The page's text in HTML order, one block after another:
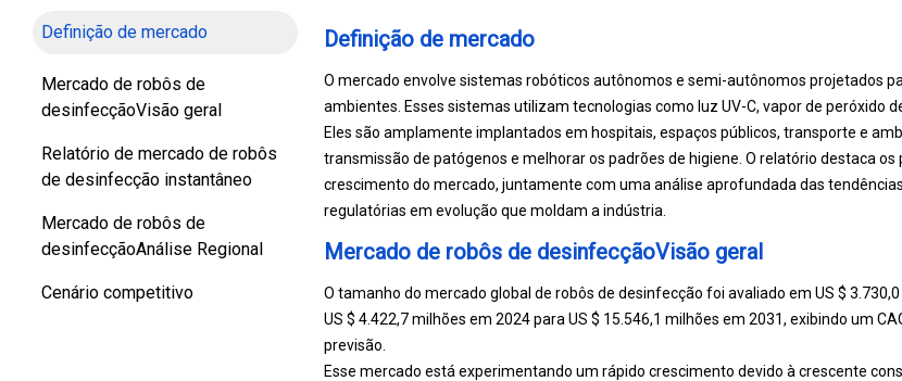
Definição de mercado
Mercado de robôs de
desinfecçãoVisão geral
Relatório de mercado de robôs
de desinfecção instantâneo
Mercado de robôs de
desinfecçãoAnálise Regional
Cenário competitivo
Definição de mercado
O mercado envolve sistemas robóticos autônomos e semi-autônomos projetados
ambientes. Esses sistemas utilizam tecnologias como luz UV-C, vapor de peróxido
Eles são amplamente implantados em hospitais, espaços públicos, transporte e
transmissão de patógenos e melhorar os padrões de higiene. O relatório destaca
crescimento do mercado, juntamente com uma análise aprofundada das
regulatórias em evolução que moldam a indústria.
Mercado de robôs de desinfecçãoVisão geral
O tamanho do mercado global de robôs de desinfecção foi avaliado em US $
US $ 4.422,7 milhões em 2024 para US $ 15.546,1 milhões em 2031, exibindo um
previsão.
Esse mercado está experimentando um rápido crescimento devido à crescente